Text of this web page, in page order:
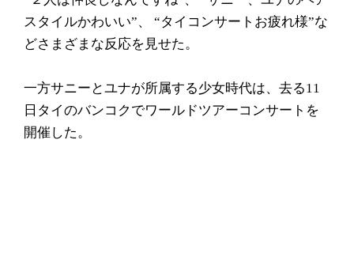
スタイルかわいい”、 “タイコンサートお疲れ様”な
どさまざまな反応を見せた。
一方サニーとユナが所属する少女時代は、去る11
日タイのバンコクでワールドツアーコンサートを
開催した。